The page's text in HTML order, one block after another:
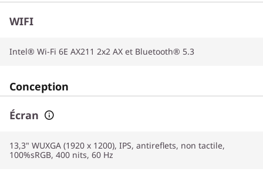
WIFI
Intel® Wi-Fi 6E AX211 2x2 AX et Bluetooth® 5.3
Conception
Écran
13,3" WUXGA (1920 x 1200), IPS, antireflets, non tactile,
100%sRGB, 400 nits, 60 Hz